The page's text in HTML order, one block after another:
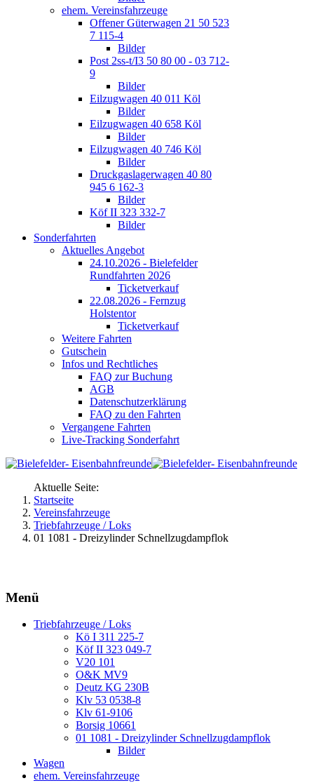
ehem. Vereinsfahrzeuge
Offener Güterwagen 21 50 523
7 115-4
Bilder
Post 2ss-t/I3 50 80 00 - 03 712-
9
Bilder
Eilzugwagen 40 011 Köl
Bilder
Eilzugwagen 40 658 Köl
Bilder
Eilzugwagen 40 746 Köl
Bilder
Druckgaslagerwagen 40 80
945 6 162-3
Bilder
Köf II 323 332-7
Bilder
Sonderfahrten
Aktuelles Angebot
24.10.2026 - Bielefelder
Rundfahrten 2026
Ticketverkauf
22.08.2026 - Fernzug
Holstentor
Ticketverkauf
Weitere Fahrten
Gutschein
Infos und Rechtliches
FAQ zur Buchung
AGB
Datenschutzerklärung
FAQ zu den Fahrten
Vergangene Fahrten
Live-Tracking Sonderfahrt
Aktuelle Seite:
Startseite
Vereinsfahrzeuge
Triebfahrzeuge / Loks
01 1081 - Dreizylinder Schnellzugdampflok
Menü
Triebfahrzeuge / Loks
Kö I 311 225-7
Köf II 323 049-7
V20 101
O&K MV9
Deutz KG 230B
Klv 53 0538-8
Klv 61-9106
Borsig 10661
01 1081 - Dreizylinder Schnellzugdampflok
Bilder
Wagen
ehem. Vereinsfahrzeuge